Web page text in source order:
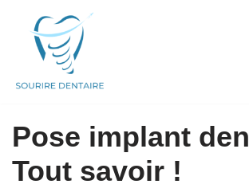
Aller
contenu
Pose implant
Tout savoir !